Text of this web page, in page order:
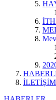
İLETİŞİM